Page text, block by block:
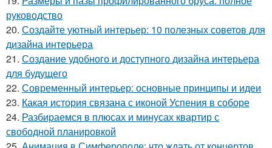
руководство
20. Создайте уютный интерьер: 10 полезных советов для
дизайна интерьера
21. Создание удобного и доступного дизайна интерьера
для будущего
22. Современный интерьер: основные принципы и идеи
23. Какая история связана с иконой Успения в соборе
24. Разбираемся в плюсах и минусах квартир с
свободной планировкой